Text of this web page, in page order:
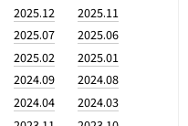
2025.12
2025.11
2025.07
2025.06
2025.02
2025.01
2024.09
2024.08
2024.04
2024.03